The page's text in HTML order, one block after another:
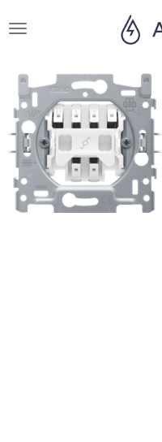
direct
de
hoofdinhoud